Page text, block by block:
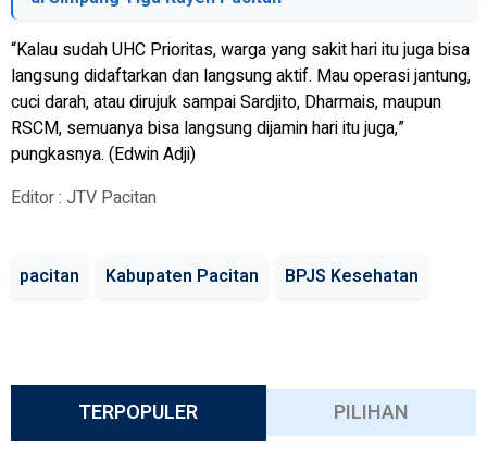
“Kalau sudah UHC Prioritas, warga yang sakit hari itu juga bisa
langsung didaftarkan dan langsung aktif. Mau operasi jantung,
cuci darah, atau dirujuk sampai Sardjito, Dharmais, maupun
RSCM, semuanya bisa langsung dijamin hari itu juga,”
pungkasnya. (Edwin Adji)
Editor : JTV Pacitan
pacitan Kabupaten Pacitan BPJS Kesehatan
TERPOPULER PILIHAN